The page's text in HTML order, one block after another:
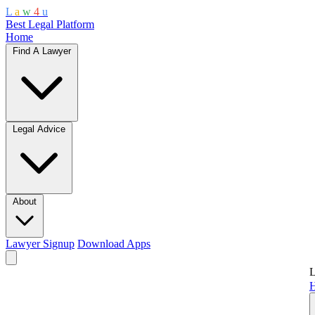
L a w 4 u
Best Legal Platform
Home
Find A Lawyer
Legal Advice
About
Lawyer Signup Download Apps